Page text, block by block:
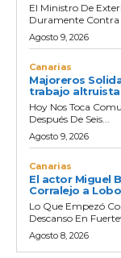
El Ministro De
Duramente Contra
Agosto 9, 2026
Canarias
Majoreros
trabajo
Hoy Nos Toca
Después De Seis...
Agosto 9, 2026
Canarias
El actor Miguel
Corralejo a
Lo Que Empezó
Descanso En
Agosto 8, 2026